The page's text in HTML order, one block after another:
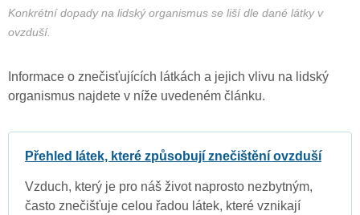
Konkrétní dopady na lidský organismus se liší dle dané látky v
ovzduší.
Informace o znečisťujících látkách a jejich vlivu na lidský
organismus najdete v níže uvedeném článku.
Přehled látek, které způsobují znečištění ovzduší
Vzduch, který je pro náš život naprosto nezbytným,
často znečišťuje celou řadou látek, které vznikají